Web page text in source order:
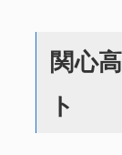
関心
ト